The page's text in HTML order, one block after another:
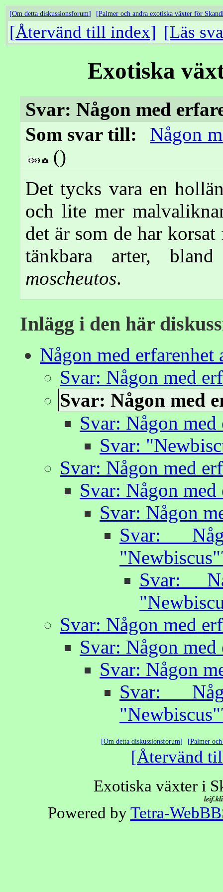
Om detta diskussionsforum Palmer och andra exotiska växter för
Återvänd till index Läs
Exotiska
Svar: Någon med
Som svar till:
Någon
()
Det tycks vara en
och lite mer
det är som de har
tänkbara arter,
moscheutos.
Inlägg i den här
Någon med
Svar: Någon med
Svar: Någon med
Svar: Någon
Svar:
Svar: Någon med
Svar: Någon
Svar: Någon
Svar:
Svar:
Svar: Någon med
Svar: Någon
Svar: Någon
Svar:
Om detta diskussionsforum Palmer
Återvänd
Exotiska växter i
Powered byTetra-